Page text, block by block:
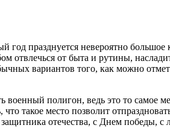
празднуется невероятно
отвлечься от быта и рутины,
вариантов того, как можно
полигон, ведь это то самое
такое место позволит
защитника отечества, с Днем